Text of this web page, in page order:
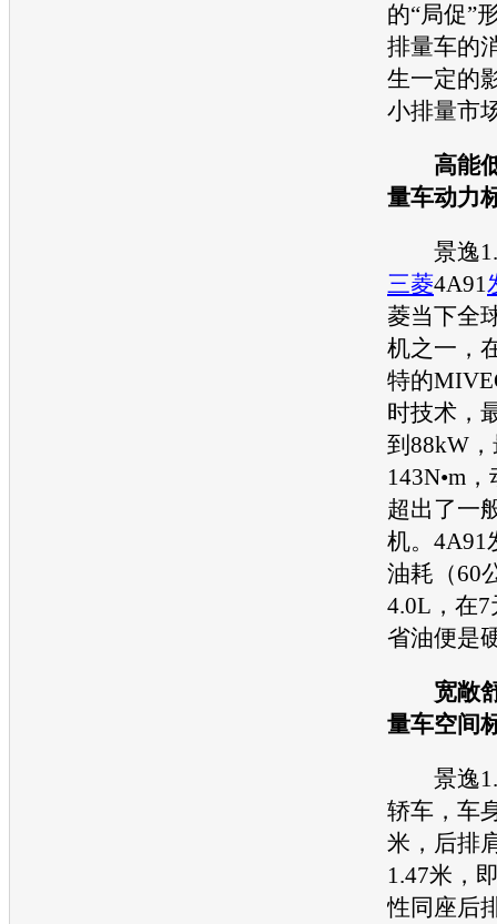
的“局促”
排量车的
生一定的
小排量市
高能
量车动力
景逸
三菱4A91
菱当下全
机之一，
特的
时技术，
到88kW
143N•m
超出了一
机。4A91
油耗（60
4.0L，在7
省油便是
宽敞
量车空间
景逸
轿车，车
米，后排
1.47米，
性同座后